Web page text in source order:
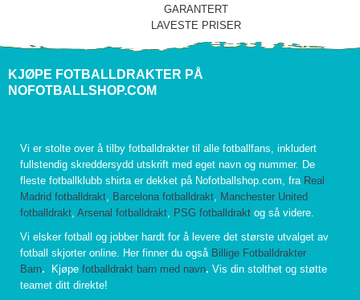
GARANTERT
LAVESTE PRISER
KJØPE FOTBALLDRAKTER PÅ
NOFOTBALLSHOP.COM
Vi er stolte over å tilby fotballdrakter til alle fotballfans, inkludert
fullstendig skreddersydd utskrift med eget navn og nummer. De
fleste fotballklubb shirta er dekket på Nofotballshop.com, fra Real
Madrid fotballdrakt, Barcelona fotballdrakt, Manchester United
fotballdrakt, Arsenal fotballdrakt, PSG fotballdrakt og så videre.
Vi elsker fotball og jobber hardt for å levere det største utvalget av
fotball skjorter online. Her finner du også Billige Fotballdrakter
Barn. Kjøpe fotballdrakt barn med navn. Vis din stolthet og støtte
teamet ditt direkte!